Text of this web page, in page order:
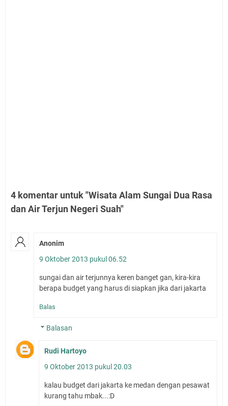
4 komentar untuk "Wisata Alam Sungai Dua Rasa
dan Air Terjun Negeri Suah"
Anonim
9 Oktober 2013 pukul 06.52
sungai dan air terjunnya keren banget gan, kira-kira
berapa budget yang harus di siapkan jika dari jakarta
Balas
Balasan
Rudi Hartoyo
9 Oktober 2013 pukul 20.03
kalau budget dari jakarta ke medan dengan pesawat
kurang tahu mbak...:D